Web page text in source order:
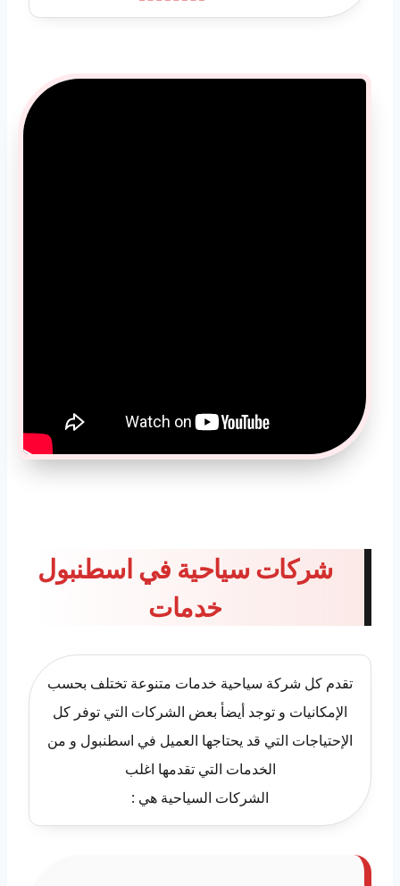
شركات سياحية في اسطنبول
خدمات
تقدم كل شركة سياحية خدمات متنوعة تختلف بحسب
الإمكانيات و توجد أيضأ بعض الشركات التي توفر كل
الإحتياجات التي قد يحتاجها العميل في اسطنبول و من
الخدمات التي تقدمها اغلب
الشركات السياحية هي :